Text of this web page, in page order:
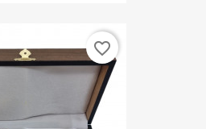
favorite_border